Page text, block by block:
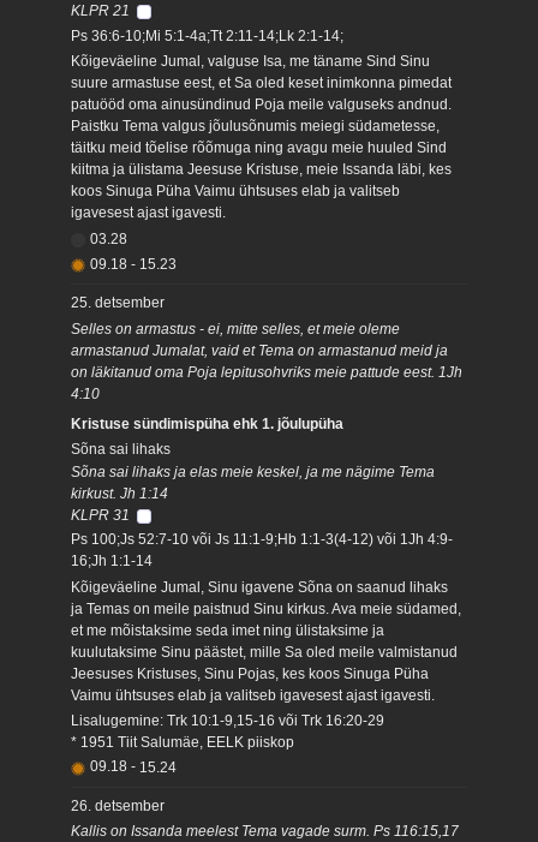
KLPR 21
Ps 36:6-10;Mi 5:1-4a;Tt 2:11-14;Lk 2:1-14;
Kõigeväeline Jumal, valguse Isa, me täname Sind Sinu
suure armastuse eest, et Sa oled keset inimkonna pimedat
patuööd oma ainusündinud Poja meile valguseks andnud.
Paistku Tema valgus jõulusõnumis meiegi südametesse,
täitku meid tõelise rõõmuga ning avagu meie huuled Sind
kiitma ja ülistama Jeesuse Kristuse, meie Issanda läbi, kes
koos Sinuga Püha Vaimu ühtsuses elab ja valitseb
igavesest ajast igavesti.
03.28
09.18 - 15.23
25. detsember
Selles on armastus - ei, mitte selles, et meie oleme
armastanud Jumalat, vaid et Tema on armastanud meid ja
on läkitanud oma Poja lepitusohvriks meie pattude eest. 1Jh
4:10
Kristuse sündimispüha ehk 1. jõulupüha
Sõna sai lihaks
Sõna sai lihaks ja elas meie keskel, ja me nägime Tema
kirkust. Jh 1:14
KLPR 31
Ps 100;Js 52:7-10 või Js 11:1-9;Hb 1:1-3(4-12) või 1Jh 4:9-
16;Jh 1:1-14
Kõigeväeline Jumal, Sinu igavene Sõna on saanud lihaks
ja Temas on meile paistnud Sinu kirkus. Ava meie südamed,
et me mõistaksime seda imet ning ülistaksime ja
kuulutaksime Sinu päästet, mille Sa oled meile valmistanud
Jeesuses Kristuses, Sinu Pojas, kes koos Sinuga Püha
Vaimu ühtsuses elab ja valitseb igavesest ajast igavesti.
Lisalugemine: Trk 10:1-9,15-16 või Trk 16:20-29
* 1951 Tiit Salumäe, EELK piiskop
09.18 - 15.24
26. detsember
Kallis on Issanda meelest Tema vagade surm. Ps 116:15,17